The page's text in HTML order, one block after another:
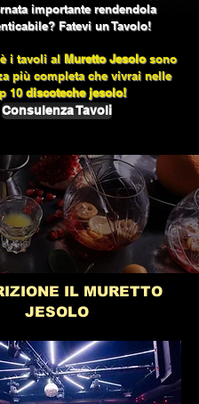
importante rendendola
Fatevi un Tavolo!
i tavoli al Muretto Jesolosono
più completa che vivrai nelle
10discoteche jesolo!
Consulenza Tavoli
IL MURETTO
JESOLO